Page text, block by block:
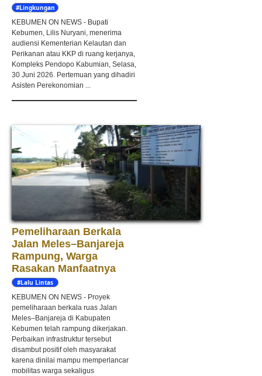
#Lingkungan
KEBUMEN ON NEWS - Bupati
Kebumen, Lilis Nuryani, menerima
audiensi Kementerian Kelautan dan
Perikanan atau KKP di ruang kerjanya,
Kompleks Pendopo Kabumian, Selasa,
30 Juni 2026. Pertemuan yang dihadiri
Asisten Perekonomian ...
Pemeliharaan Berkala
Jalan Meles–Banjareja
Rampung, Warga
Rasakan Manfaatnya
#Lalu Lintas
KEBUMEN ON NEWS - Proyek
pemeliharaan berkala ruas Jalan
Meles–Banjareja di Kabupaten
Kebumen telah rampung dikerjakan.
Perbaikan infrastruktur tersebut
disambut positif oleh masyarakat
karena dinilai mampu memperlancar
mobilitas warga sekaligus